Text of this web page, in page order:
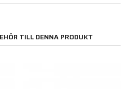
TILL DENNA PRODUKT